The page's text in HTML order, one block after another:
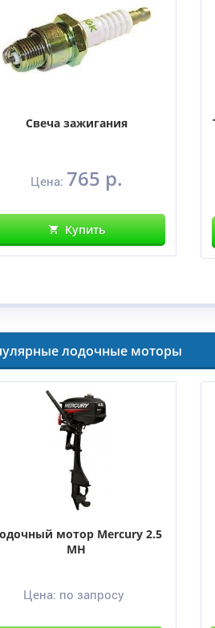
Свеча зажигания
Цена: 765 р.
Купить
лодочные моторы
мотор Mercury 2.5
MH
Цена: по запросу